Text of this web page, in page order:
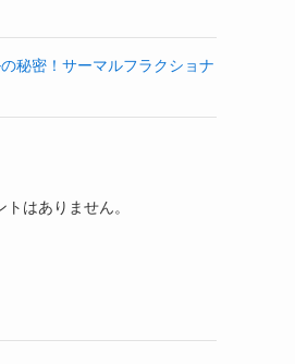
秘密！サーマルフラクショナ
はありません。